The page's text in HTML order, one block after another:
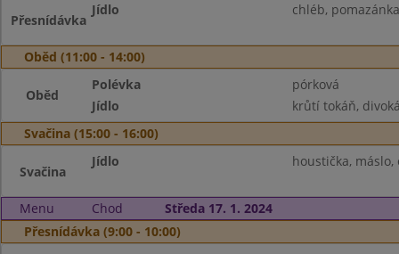
Přesnídávka
Jídlo chléb,
Oběd (11:00 - 14:00)
Oběd
Polévka
pórková
Jídlo
krůtí tokáň,
Svačina (15:00 - 16:00)
Svačina
Jídlo houstička, máslo,
Menu Chod
Středa 17. 1. 2024
Přesnídávka (9:00 - 10:00)